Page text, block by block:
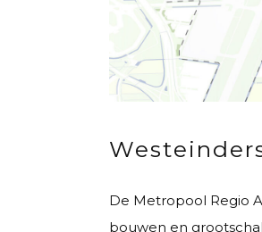
De Metropool Regio
bouwen en